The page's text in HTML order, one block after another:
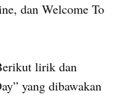
dan Welcome To
lirik dan
yang dibawakan